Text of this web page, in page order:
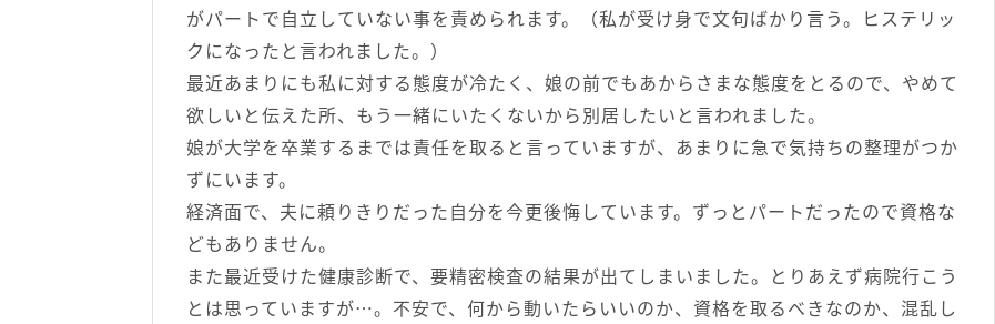
がパートで自立していない事を責められます。（私が受け身で文句ばかり言う。ヒステリッ
クになったと言われました。）
最近あまりにも私に対する態度が冷たく、娘の前でもあからさまな態度をとるので、やめて
欲しいと伝えた所、もう一緒にいたくないから別居したいと言われました。
娘が大学を卒業するまでは責任を取ると言っていますが、あまりに急で気持ちの整理がつか
ずにいます。
経済面で、夫に頼りきりだった自分を今更後悔しています。ずっとパートだったので資格な
どもありません。
また最近受けた健康診断で、要精密検査の結果が出てしまいました。とりあえず病院行こう
とは思っていますが…。不安で、何から動いたらいいのか、資格を取るべきなのか、混乱し